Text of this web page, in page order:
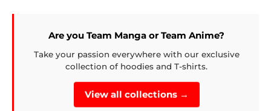
Are you Team Manga or Team Anime?
Take your passion everywhere with our exclusive
collection of hoodies and T-shirts.
View all collections →